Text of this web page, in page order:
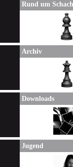
Rund um Schach
Archiv
Downloads
Jugend